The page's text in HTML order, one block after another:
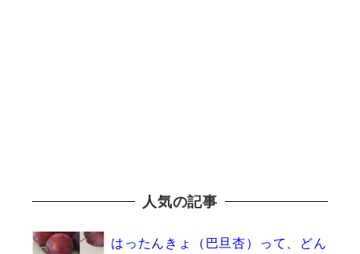
人気の記事
はったんきょ（巴旦杏）って、どん